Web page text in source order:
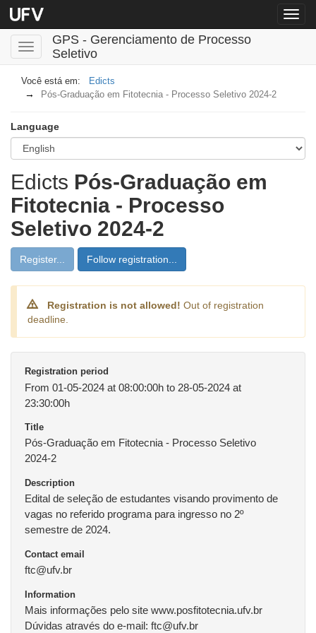
Menu
Toggle
navigation
GPS - Gerenciamento de Processo
Seletivo
Edicts
Pós-Graduação em Fitotecnia - Processo Seletivo 2024-2
Language
Edicts Pós-Graduação em
Fitotecnia - Processo
Seletivo 2024-2
Register... Follow registration...
Registration is not allowed! Out of registration
deadline.
Registration period
From 01-05-2024 at 08:00:00h to 28-05-2024 at
23:30:00h
Title
Pós-Graduação em Fitotecnia - Processo Seletivo
2024-2
Description
Edital de seleção de estudantes visando provimento de
vagas no referido programa para ingresso no 2º
semestre de 2024.
Contact email
ftc@ufv.br
Information
Mais informações pelo site www.posfitotecnia.ufv.br
Dúvidas através do e-mail: ftc@ufv.br